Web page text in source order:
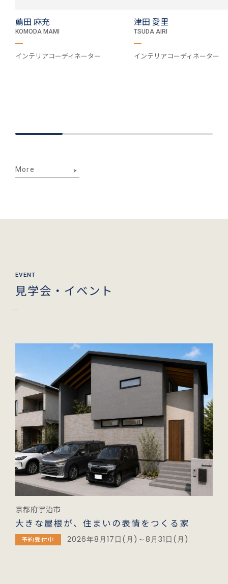
薦田 麻充
KOMODA MAMI
インテリアコーディネーター
津田 愛里
TSUDA AIRI
インテリアコーディネーター
More
見学会・イベント
京都府宇治市
大きな屋根が、住まいの表情をつくる家
予約受付中 2026年8月17日(月)～8月31日(月)